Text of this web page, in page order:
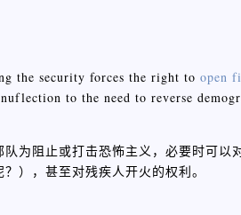
the security forces the right to open
to the need to reverse
为阻止或打击恐怖主义，必要时可以
），甚至对残疾人开火的权利。